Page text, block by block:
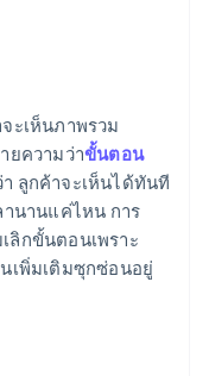
ะเห็นภาพรวม
ยความว่าขั้นตอน
ลูกค้าจะเห็นได้ทันที
านานแค่ไหน การ
ลิกขั้นตอนเพราะ
เพิ่มเติมซุกซ่อนอยู่